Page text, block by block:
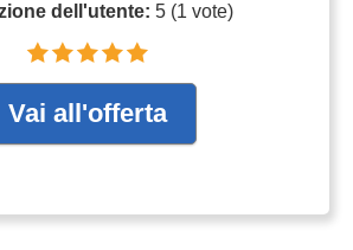
dell'utente: 5 (1 vote)
Vai all'offerta